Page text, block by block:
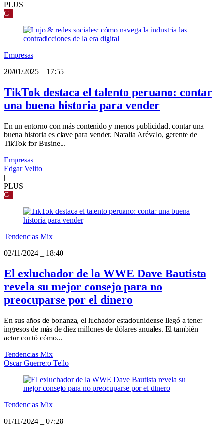
PLUS
G
Empresas
20/01/2025
17:55
TikTok destaca el talento peruano: contar
una buena historia para vender
En un entorno con más contenido y menos publicidad, contar una
buena historia es clave para vender. Natalia Arévalo, gerente de
TikTok for Busine...
Empresas
Edgar Velito
|
PLUS
G
Tendencias Mix
02/11/2024
18:40
El exluchador de la WWE Dave Bautista
revela su mejor consejo para no
preocuparse por el dinero
En sus años de bonanza, el luchador estadounidense llegó a tener
ingresos de más de diez millones de dólares anuales. El también
actor contó cómo...
Tendencias Mix
Oscar Guerrero Tello
Tendencias Mix
01/11/2024
07:28